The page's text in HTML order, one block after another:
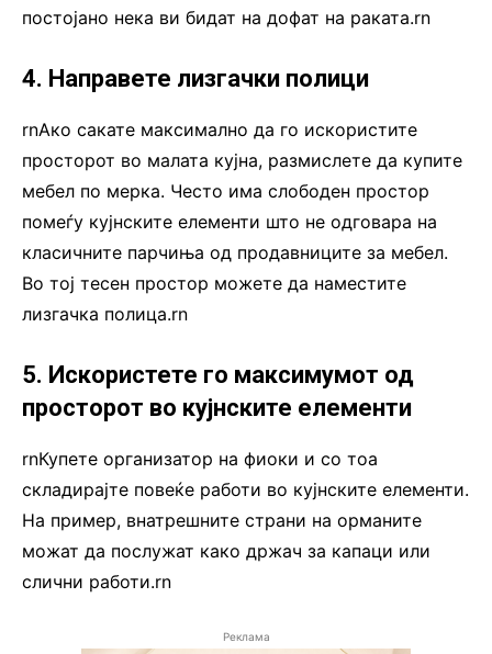
постојано нека ви бидат на дофат на раката.rn
4. Направете лизгачки полици
rnАко сакате максимално да го искористите
просторот во малата кујна, размислете да купите
мебел по мерка. Често има слободен простор
помеѓу кујнските елементи што не одговара на
класичните парчиња од продавниците за мебел.
Во тој тесен простор можете да наместите
лизгачка полица.rn
5. Искористете го максимумот од
просторот во кујнските елементи
rnКупете организатор на фиоки и со тоа
складирајте повеќе работи во кујнските елементи.
На пример, внатрешните страни на орманите
можат да послужат како држач за капаци или
слични работи.rn
Реклама